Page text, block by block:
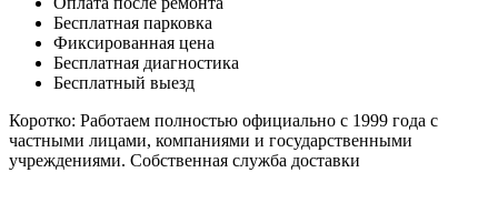
Бесплатная парковка
Фиксированная цена
Бесплатная диагностика
Бесплатный выезд
Коротко: Работаем полностью официально с 1999 года с
частными лицами, компаниями и государственными
учреждениями. Собственная служба доставки